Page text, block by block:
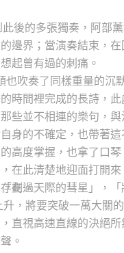
後的多張獨奏，阿部
界；當演奏結束，
起曾有過的刺痛。
吹奏了同樣重量的沉
時間裡完成的長詩，
些並不相連的樂句，
身的不確定，也帶著
高度掌握，也拿了口
在此清楚地迎面打開
在。
劃過天際的彗星」，
，將要突破一萬大關
直視高速直線的決絕
。